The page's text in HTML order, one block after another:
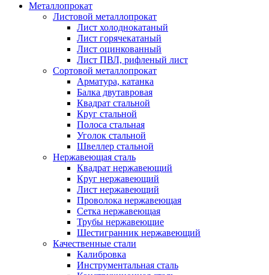
Металлопрокат
Листовой металлопрокат
Лист холоднокатаный
Лист горячекатаный
Лист оцинкованный
Лист ПВЛ, рифленый лист
Сортовой металлопрокат
Арматура, катанка
Балка двутавровая
Квадрат стальной
Круг стальной
Полоса стальная
Уголок стальной
Швеллер стальной
Нержавеющая сталь
Квадрат нержавеющий
Круг нержавеющий
Лист нержавеющий
Проволока нержавеющая
Сетка нержавеющая
Трубы нержавеющие
Шестигранник нержавеющий
Качественные стали
Калибровка
Инструментальная сталь